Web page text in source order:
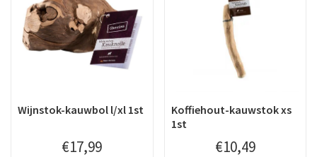
Wijnstok-kauwbol l/xl 1st
€17,99
Koffiehout-kauwstok xs
1st
€10,49